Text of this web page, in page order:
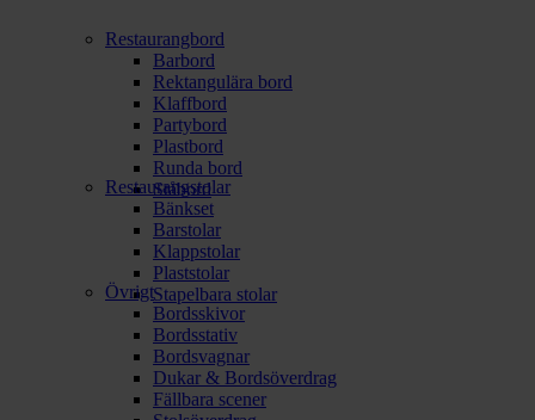
Restaurangbord
Barbord
Rektangulära bord
Klaffbord
Partybord
Plastbord
Runda bord
Ståbord
Restaurangstolar
Bänkset
Barstolar
Klappstolar
Plaststolar
Stapelbara stolar
Övrigt
Bordsskivor
Bordsstativ
Bordsvagnar
Dukar & Bordsöverdrag
Fällbara scener